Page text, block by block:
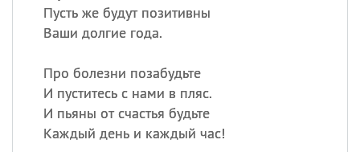
Пусть же будут позитивны
Ваши долгие года.
Про болезни позабудьте
И пуститесь с нами в пляс.
И пьяны от счастья будьте
Каждый день и каждый час!